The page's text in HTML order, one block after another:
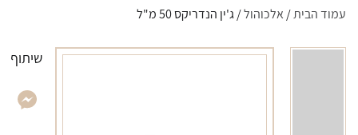
עמוד הבית/ אלכוהול/ ג'ין הנדריקס 50 מ"ל
שיתוף